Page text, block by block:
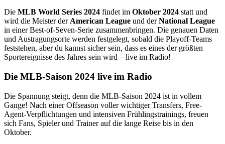
Die MLB World Series 2024 findet im Oktober 2024 statt und
wird die Meister der American League und derNational League
in einer Best-of-Seven-Serie zusammenbringen. Die genauen Daten
und Austragungsorte werden festgelegt, sobald die Playoff-Teams
feststehen, aber du kannst sicher sein, dass es eines der größten
Sportereignisse des Jahres sein wird – live im Radio!
Die MLB-Saison 2024 live im Radio
Die Spannung steigt, denn die MLB-Saison 2024 ist in vollem
Gange! Nach einer Offseason voller wichtiger Transfers, Free-
Agent-Verpflichtungen und intensiven Frühlingstrainings, freuen
sich Fans, Spieler und Trainer auf die lange Reise bis in den
Oktober.